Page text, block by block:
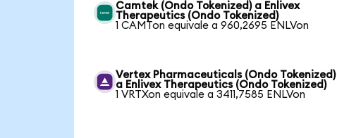
Camtek (Ondo Tokenized) a Enlivex
Therapeutics (Ondo Tokenized)
1 CAMTon equivale a 960,2695 ENLVon
Vertex Pharmaceuticals (Ondo Tokenized)
a Enlivex Therapeutics (Ondo Tokenized)
1 VRTXon equivale a 3411,7585 ENLVon